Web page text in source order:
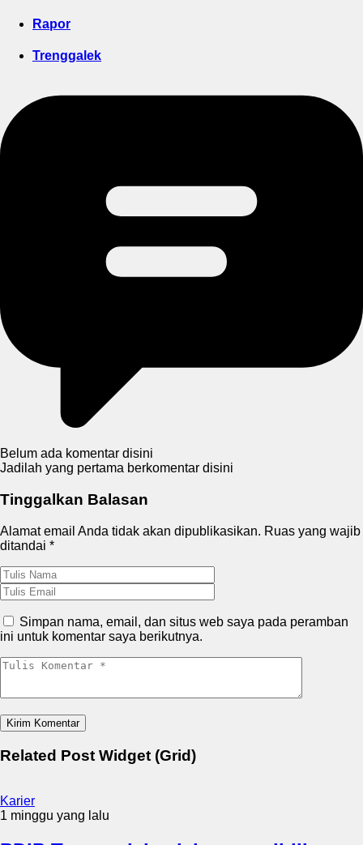
Rapor
Trenggalek
Belum ada komentar disini
Jadilah yang pertama berkomentar disini
Tinggalkan Balasan
Alamat email Anda tidak akan dipublikasikan. Ruas yang wajib
ditandai *
Simpan nama, email, dan situs web saya pada peramban
ini untuk komentar saya berikutnya.
Related Post Widget (Grid)
Karier
1 minggu yang lalu